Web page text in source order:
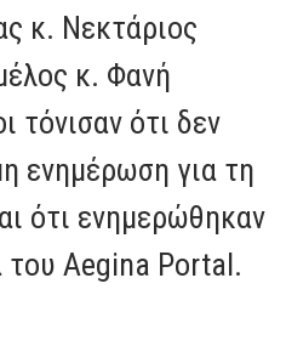
κ. Νεκτάριος
κ. Φανή
τόνισαν ότι δεν
ενημέρωση για τη
ότι ενημερώθηκαν
του Aegina Portal.